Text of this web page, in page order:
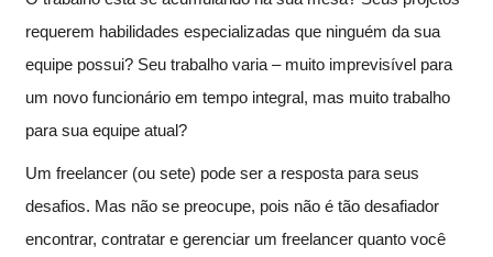
requerem habilidades especializadas que ninguém da sua
equipe possui? Seu trabalho varia – muito imprevisível para
um novo funcionário em tempo integral, mas muito trabalho
para sua equipe atual?
Um freelancer (ou sete) pode ser a resposta para seus
desafios. Mas não se preocupe, pois não é tão desafiador
encontrar, contratar e gerenciar um freelancer quanto você